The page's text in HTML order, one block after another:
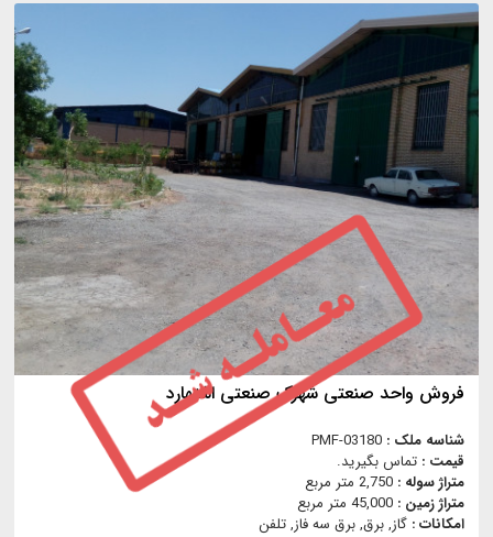
فروش واحد صنعتی شهرک صنعتی اشتهارد
شناسه ملک : PMF-03180
قیمت : تماس بگیرید.
متراژ سوله : 2,750 متر مربع
متراژ زمین : 45,000 متر مربع
امکانات : گاز, برق, برق سه فاز, تلفن